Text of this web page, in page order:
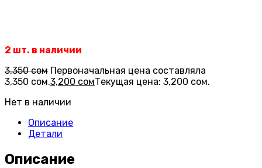
2 шт. в наличии
3,350сом Первоначальная цена составляла
3,350 сом.3,200 сомТекущая цена: 3,200 сом.
Нет в наличии
Описание
Детали
Описание